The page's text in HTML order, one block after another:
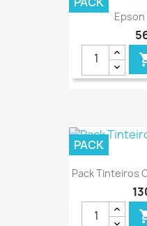
Epson
Pack Tinteiros
PACK